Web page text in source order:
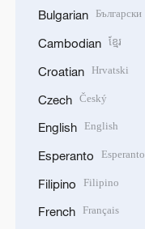
Bulgarian Български
Cambodian ខ្មែរ
Croatian Hrvatski
Czech Český
English English
Esperanto Esperanto
Filipino Filipino
French Français